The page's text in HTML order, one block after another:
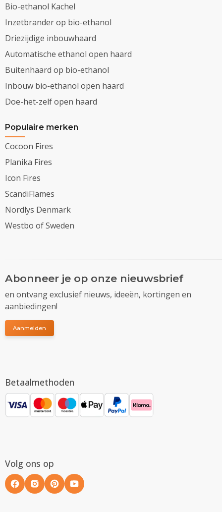
Bio-ethanol Kachel
Inzetbrander op bio-ethanol
Driezijdige inbouwhaard
Automatische ethanol open haard
Buitenhaard op bio-ethanol
Inbouw bio-ethanol open haard
Doe-het-zelf open haard
Populaire merken
Cocoon Fires
Planika Fires
Icon Fires
ScandiFlames
Nordlys Denmark
Westbo of Sweden
Abonneer je op onze nieuwsbrief
en ontvang exclusief nieuws, ideeën, kortingen en
aanbiedingen!
Aanmelden
Betaalmethoden
Volg ons op